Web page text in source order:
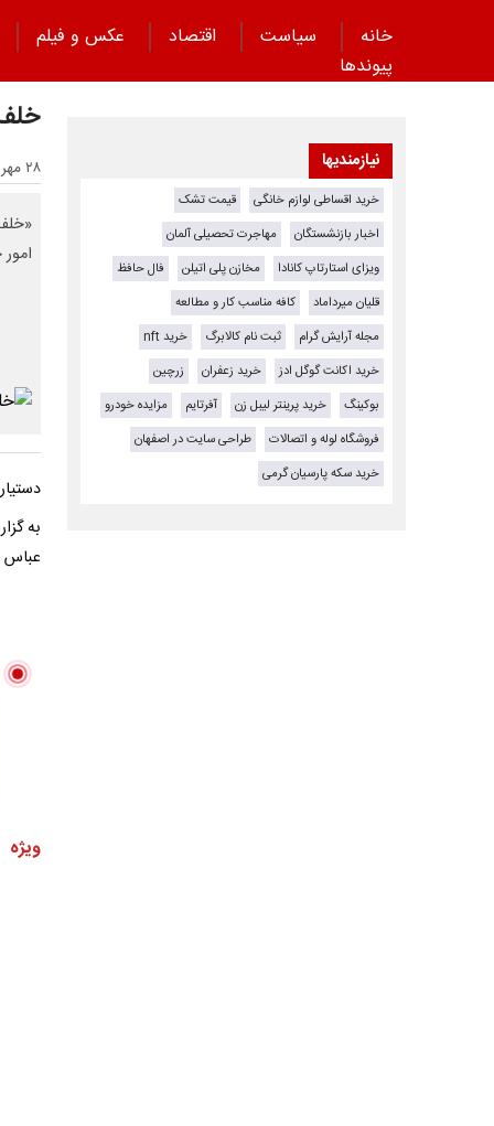
خانه سیاست اقتصاد عکس و فیلم
پیوند‌ها
۲۸ مهر ۱۴۰۴ - ۲۰:۱۷
به
عباس
ویژه
نیازمندیها
خرید اقساطی لوازم خانگی
قیمت تشک
اخبار بازنشستگان
مهاجرت تحصیلی آلمان
ویزای استارتاپ کانادا
مخازن پلی اتیلن
فال حافظ
قلیان میرداماد
کافه مناسب کار و مطالعه
مجله آرایش گرام
ثبت نام کالابرگ
خرید nft
خرید اکانت گوگل ادز
خرید زعفران
زرچین
بوکینگ
خرید پرینتر لیبل زن آفرتایم
مزایده خودرو
فروشگاه لوله و اتصالات
طراحی سایت در اصفهان
خرید سکه پارسیان گرمی